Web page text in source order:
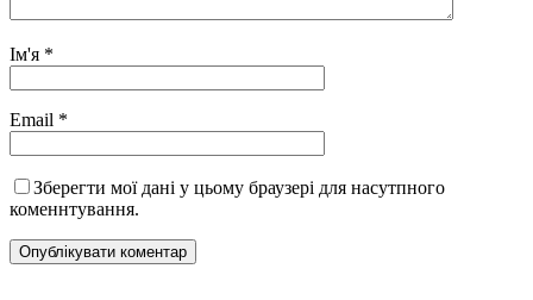
Ім'я *
Email *
Зберегти мої дані у цьому браузері для насутпного
коменнтування.